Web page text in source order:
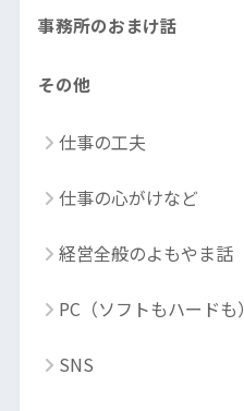
事務所のおまけ話
その他
仕事の工夫
仕事の心がけなど
経営全般のよもやま話
PC（ソフトもハードも）
SNS